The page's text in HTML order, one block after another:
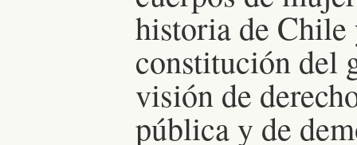
historia de Chile
constitución del
visión de
pública y de